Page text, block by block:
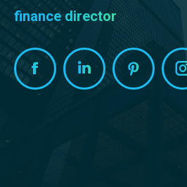
finance director
FacebookLinkedin